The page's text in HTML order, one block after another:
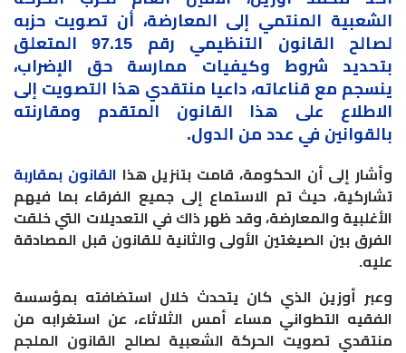
الشعبية المنتمي إلى المعارضة، أن تصويت حزبه
لصالح القانون التنظيمي رقم 97.15 المتعلق
بتحديد شروط وكيفيات ممارسة حق الإضراب،
ينسجم مع قناعاته، داعيا منتقدي هذا التصويت إلى
الاطلاع على هذا القانون المتقدم ومقارنته
بالقوانين في عدد من الدول.
وأشار إلى أن الحكومة، قامت بتنزيل هذا القانون بمقاربة
تشاركية، حيث تم الاستماع إلى جميع الفرقاء بما فيهم
الأغلبية والمعارضة، وقد ظهر ذاك في التعديلات التي خلقت
الفرق بين الصيغتين الأولى والثانية للقانون قبل المصادقة
عليه.
وعبر أوزين الذي كان يتحدث خلال استضافته بمؤسسة
الفقيه التطواني مساء أمس الثلاثاء، عن استغرابه من
منتقدي تصويت الحركة الشعبية لصالح القانون الملجم